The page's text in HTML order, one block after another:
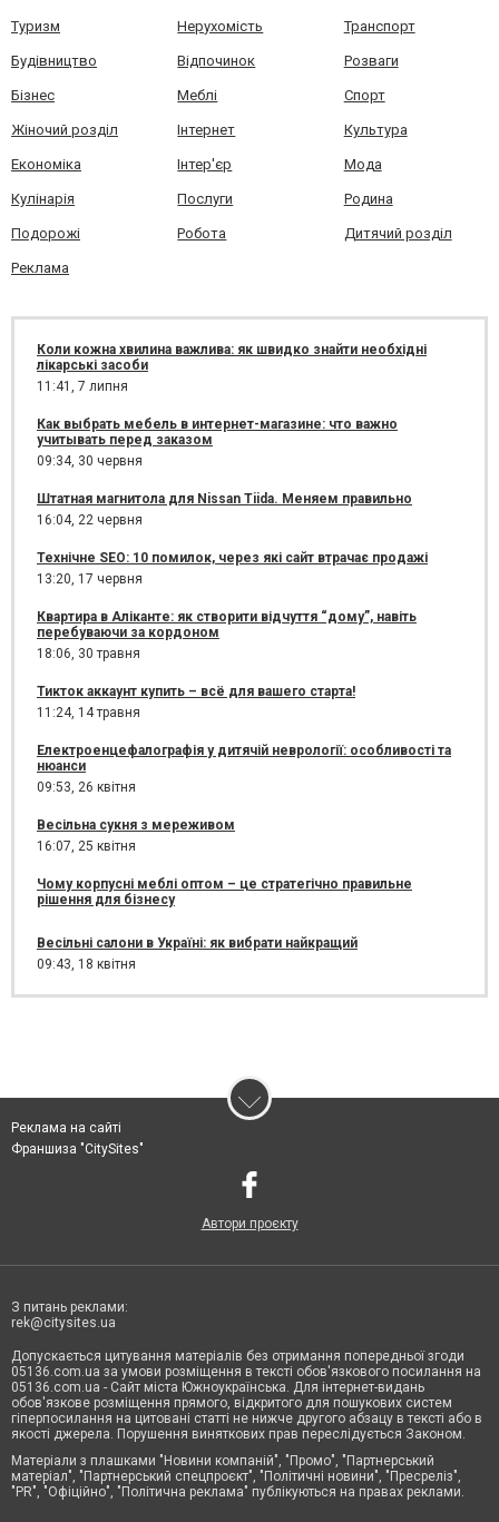
Туризм Нерухомість Транспорт
Будівництво Відпочинок Розваги
Бізнес Меблі Спорт
Жіночий розділ Інтернет Культура
Економіка Інтер'єр Мода
Кулінарія Послуги Родина
Подорожі Робота Дитячий розділ
Реклама
Коли кожна хвилина важлива: як швидко знайти необхідні
лікарські засоби
11:41, 7 липня
Как выбрать мебель в интернет-магазине: что важно
учитывать перед заказом
09:34, 30 червня
Штатная магнитола для Nissan Tiida. Меняем правильно
16:04, 22 червня
Технічне SEO: 10 помилок, через які сайт втрачає продажі
13:20, 17 червня
Квартира в Аліканте: як створити відчуття “дому”, навіть
перебуваючи за кордоном
18:06, 30 травня
Тикток аккаунт купить – всё для вашего старта!
11:24, 14 травня
Електроенцефалографія у дитячій неврології: особливості та
нюанси
09:53, 26 квітня
Весільна сукня з мереживом
16:07, 25 квітня
Чому корпусні меблі оптом – це стратегічно правильне
рішення для бізнесу
Весільні салони в Україні: як вибрати найкращий
09:43, 18 квітня
Реклама на сайті
Франшиза "CitySites"
Автори проєкту
З питань реклами:
rek@citysites.ua
Допускається цитування матеріалів без отримання попередньої згоди
05136.com.ua за умови розміщення в тексті обов'язкового посилання на
05136.com.ua - Сайт міста Южноукраїнська. Для інтернет-видань
обов'язкове розміщення прямого, відкритого для пошукових систем
гіперпосилання на цитовані статті не нижче другого абзацу в тексті або в
якості джерела. Порушення виняткових прав переслідується Законом.
Матеріали з плашками "Новини компаній", "Промо", "Партнерський
матеріал", "Партнерський спецпроєкт", "Політичні новини", "Пресреліз",
"PR", "Офіційно", "Політична реклама" публікуються на правах реклами.